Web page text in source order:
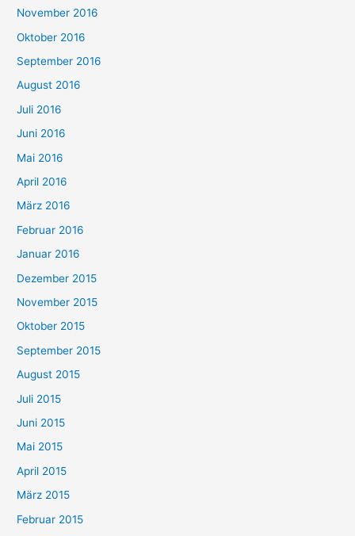
November 2016
Oktober 2016
September 2016
August 2016
Juli 2016
Juni 2016
Mai 2016
April 2016
März 2016
Februar 2016
Januar 2016
Dezember 2015
November 2015
Oktober 2015
September 2015
August 2015
Juli 2015
Juni 2015
Mai 2015
April 2015
März 2015
Februar 2015